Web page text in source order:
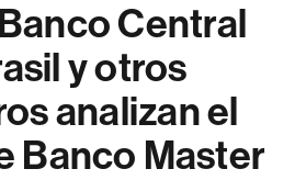
Central
y otros
analizan el
Banco Master